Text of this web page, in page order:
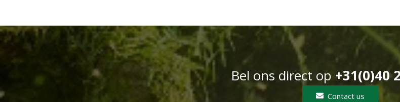
Bel ons direct op +31(0)40
Contact us